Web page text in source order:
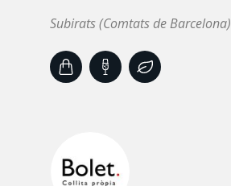
Subirats (Comtats de Barcelona)